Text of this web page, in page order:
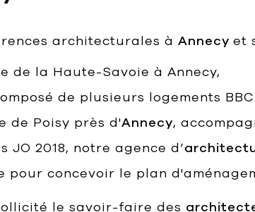
architecturales à Annecy et
de la Haute-Savoie à Annecy,
de plusieurs logements
de Poisy près d'Annecy,
JO 2018, notre agence d’
concevoir le plan
le savoir-faire des